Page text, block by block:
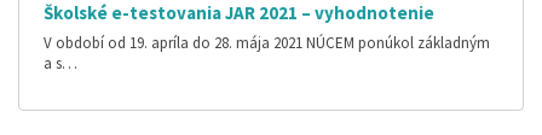
Školské e-testovania JAR 2021 – vyhodnotenie
V období od 19. apríla do 28. mája 2021 NÚCEM ponúkol základným
a s…